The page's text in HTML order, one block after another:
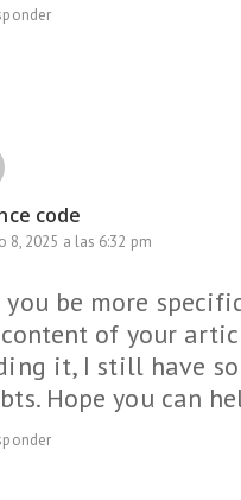
code
8, 2025 a las 6:32 pm
you be more
of your
it, I still have
Hope you can